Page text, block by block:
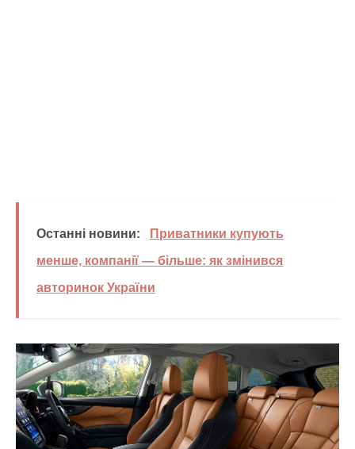
Останні новини:
Приватники купують
менше, компанії — більше: як змінився
авторинок України